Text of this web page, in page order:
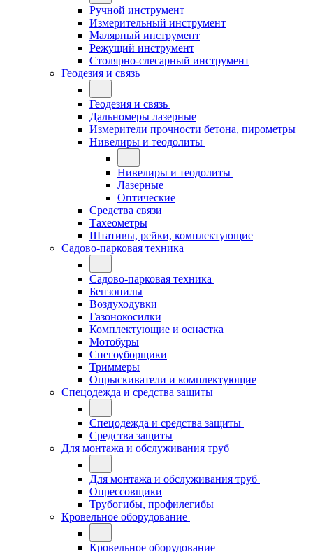
Ручной инструмент
Измерительный инструмент
Малярный инструмент
Режущий инструмент
Столярно-слесарный инструмент
Геодезия и связь
Геодезия и связь
Дальномеры лазерные
Измерители прочности бетона, пирометры
Нивелиры и теодолиты
Нивелиры и теодолиты
Лазерные
Оптические
Средства связи
Тахеометры
Штативы, рейки, комплектующие
Садово-парковая техника
Садово-парковая техника
Бензопилы
Воздуходувки
Газонокосилки
Комплектующие и оснастка
Мотобуры
Снегоуборщики
Триммеры
Опрыскиватели и комплектующие
Спецодежда и средства защиты
Спецодежда и средства защиты
Средства защиты
Для монтажа и обслуживания труб
Для монтажа и обслуживания труб
Опрессовщики
Трубогибы, профилегибы
Кровельное оборудование
Кровельное оборудование